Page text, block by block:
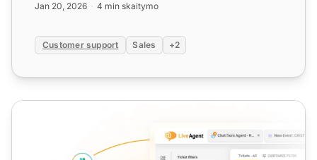
Jan 20, 2026 4 min skaitymo
Customer support Sales +2
Pagalbos tarnyba